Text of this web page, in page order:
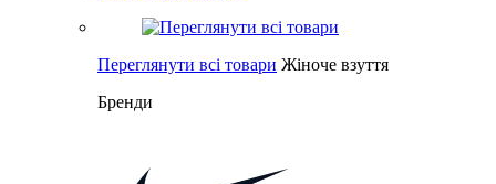
Переглянути всі товари Жіноче взуття
Бренди